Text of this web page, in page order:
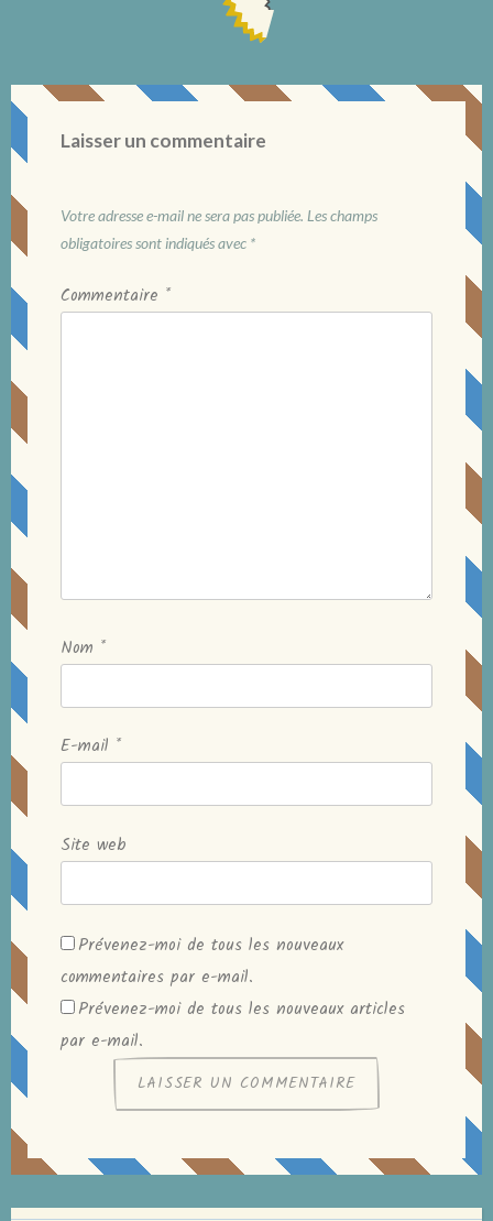
Laisser un commentaire
Votre adresse e-mail ne sera pas publiée. Les champs
obligatoires sont indiqués avec *
Commentaire *
Nom *
E-mail *
Site web
Prévenez-moi de tous les nouveaux
commentaires par e-mail.
Prévenez-moi de tous les nouveaux articles
par e-mail.